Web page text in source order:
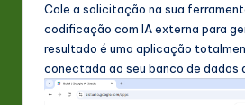
Cole a solicitação na sua
codificação com IA externa para
resultado é uma aplicação
conectada ao seu banco de dados